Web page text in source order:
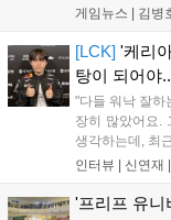
Xbox 시리즈
Extended Look'
게임뉴스 | 김병
[LCK] '케리
탕이 되어야
"다들 워낙 잘하
장히 많았어요.
생각하는데, 최
를 추구하다 보
LoL 챔피언스
인터뷰 | 신연재
'프리프 유니